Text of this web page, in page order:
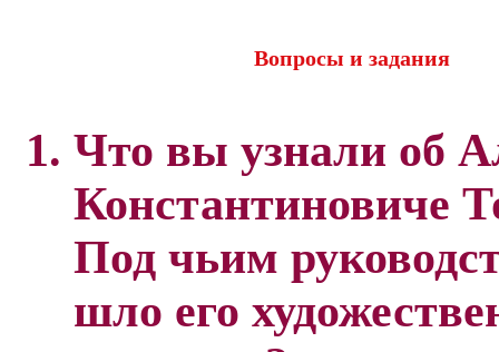
Вопросы и задания
Что вы узнали об
Константиновиче
Под чьим
шло его